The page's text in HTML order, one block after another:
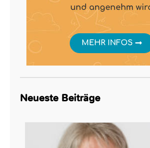
Neueste Beiträge